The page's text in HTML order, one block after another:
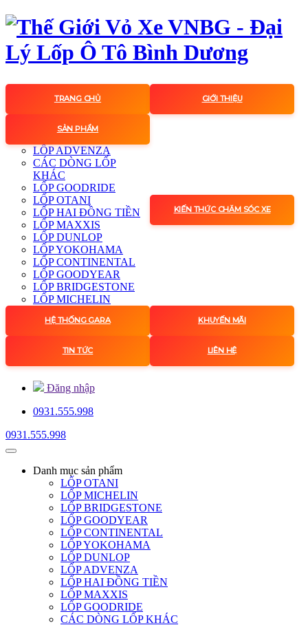
TRANG CHỦ GIỚI THIỆU
SẢN PHẨM
LỐP ADVENZA
CÁC DÒNG LỐP
KHÁC
LỐP GOODRIDE
LỐP OTANI
LỐP HAI ĐỒNG TIỀN
LỐP MAXXIS
LỐP DUNLOP
LỐP YOKOHAMA
LỐP CONTINENTAL
LỐP GOODYEAR
LỐP BRIDGESTONE
LỐP MICHELIN
KIẾN THỨC CHĂM SÓC XE
HỆ THỐNG GARA KHUYẾN MÃI
TIN TỨC LIÊN HỆ
Đăng nhập
0931.555.998
0931.555.998
Danh mục sản phẩm
LỐP OTANI
LỐP MICHELIN
LỐP BRIDGESTONE
LỐP GOODYEAR
LỐP CONTINENTAL
LỐP YOKOHAMA
LỐP DUNLOP
LỐP ADVENZA
LỐP HAI ĐỒNG TIỀN
LỐP MAXXIS
LỐP GOODRIDE
CÁC DÒNG LỐP KHÁC